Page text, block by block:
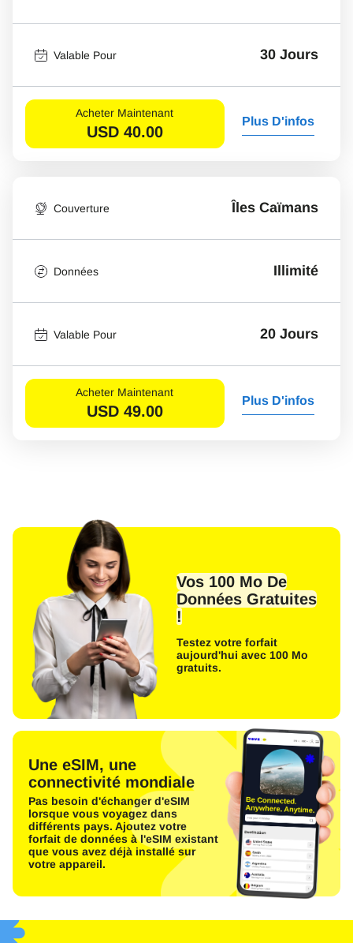
Valable Pour 30 Jours
Acheter Maintenant
USD 40.00
Plus D'infos
Couverture Îles Caïmans
Données Illimité
Valable Pour 20 Jours
Acheter Maintenant
USD 49.00
Plus D'infos
Vos 100 Mo De
Données Gratuites
!
Testez votre forfait
aujourd'hui avec 100 Mo
gratuits.
Une eSIM, une
connectivité mondiale
Pas besoin d'échanger d'eSIM
lorsque vous voyagez dans
différents pays. Ajoutez votre
forfait de données à l'eSIM existant
que vous avez déjà installé sur
votre appareil.